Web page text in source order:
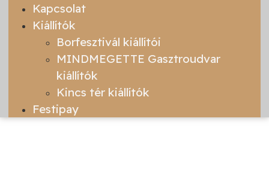
Kapcsolat
Kiállítók
Borfesztivál kiállítói
MINDMEGETTE Gasztroudvar
kiállítók
Kincs tér kiállítók
Festipay